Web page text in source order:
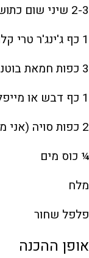
2-3 שיני שום כתושות
1 כף ג'ינג'ר טרי קלוף ומגורד דק בפומפייה
3 כפות חמאת בוטנים טבעית
1 כף דבש או מייפל
2 כפות סויה (אני ממליצה על סויה בהירה)
¼ כוס מים
מלח
פלפל שחור
אופן ההכנה